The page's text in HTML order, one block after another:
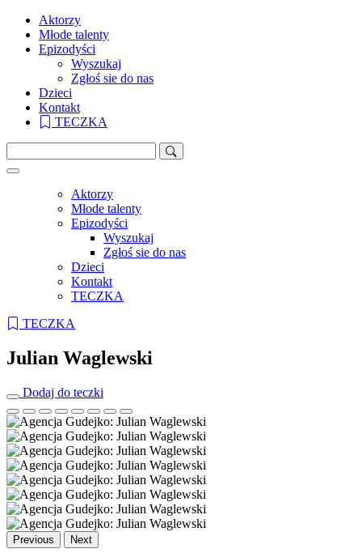
Aktorzy
Młode talenty
Epizodyści
Wyszukaj
Zgłoś sie do nas
Dzieci
Kontakt
TECZKA
Aktorzy
Młode talenty
Epizodyści
Wyszukaj
Zgłoś sie do nas
Dzieci
Kontakt
TECZKA
TECZKA
Julian Waglewski
Dodaj do teczki
Previous Next